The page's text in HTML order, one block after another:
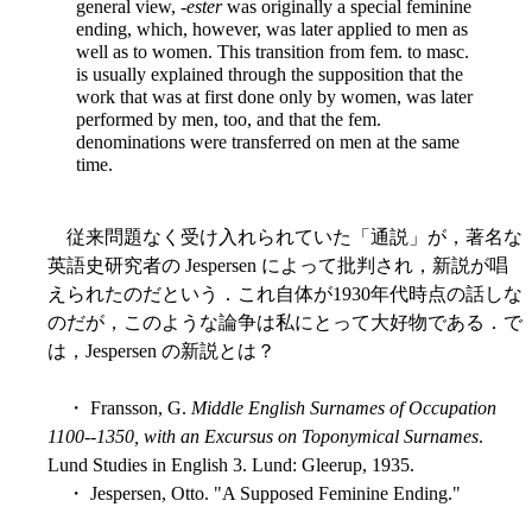
general view, -esterwas originally a special feminine
ending, which, however, was later applied to men as
well as to women. This transition from fem. to masc.
is usually explained through the supposition that the
work that was at first done only by women, was later
performed by men, too, and that the fem.
denominations were transferred on men at the same
time.
従来問題なく受け入れられていた「通説」が，著名な
英語史研究者の Jespersen によって批判され，新説が唱
えられたのだという．これ自体が1930年代時点の話しな
のだが，このような論争は私にとって大好物である．で
は，Jespersen の新説とは？
・ Fransson, G. Middle English Surnames of Occupation
1100--1350, with an Excursus on Toponymical Surnames.
Lund Studies in English 3. Lund: Gleerup, 1935.
・ Jespersen, Otto. "A Supposed Feminine Ending."